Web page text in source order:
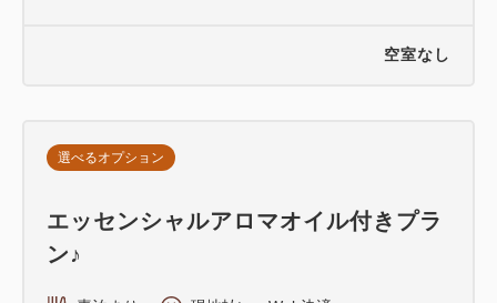
空室なし
選べるオプション
エッセンシャルアロマオイル付きプラ
ン♪